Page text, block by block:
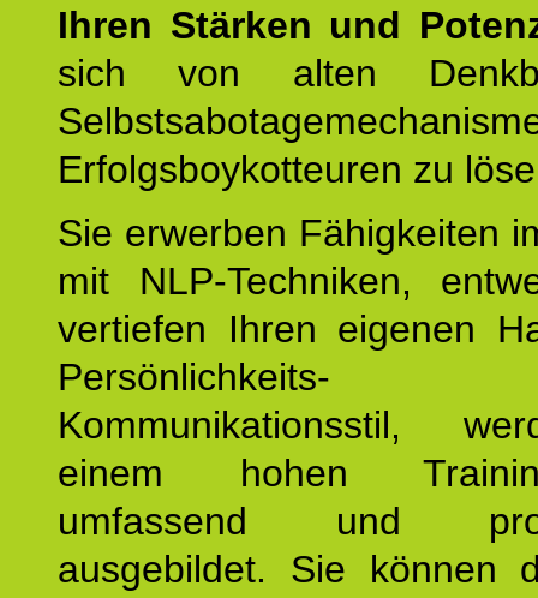
Ihren Stärken und
sich von alten
Erfolgsboykotteuren zu
Sie erwerben Fähigkeiten
mit NLP-Techniken,
vertiefen Ihren eigenen
Kommunikationsstil,
einem hohen
umfassend und
ausgebildet. Sie können